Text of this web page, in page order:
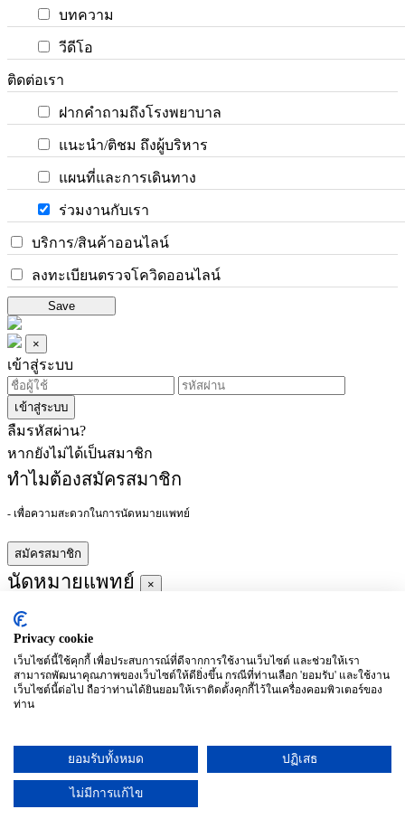
บทความ
วีดีโอ
ติดต่อเรา
ฝากคำถามถึงโรงพยาบาล
แนะนำ/ติชม ถึงผู้บริหาร
แผนที่และการเดินทาง
ร่วมงานกับเรา
บริการ/สินค้าออนไลน์
ลงทะเบียนตรวจโควิดออนไลน์
Save
×
เข้าสู่ระบบ
เข้าสู่ระบบ
ลืมรหัสผ่าน?
หากยังไม่ได้เป็นสมาชิก
ทำไมต้องสมัครสมาชิก
- เพื่อความสะดวกในการนัดหมายแพทย์
สมัครสมาชิก
นัดหมายแพทย์ ×
ผู้ชำนาญการ
ประจำ :
อาทิตย์
จันทร์
(27/09)
อังคาร
(28/09)
พุธ
พฤหัสบดี
ศุกร์
เสาร์
Privacy cookie
เว็บไซต์นี้ใช้คุกกี้ เพื่อประสบการณ์ที่ดีจากการใช้งานเว็บไซต์ และช่วยให้เรา
สามารถพัฒนาคุณภาพของเว็บไซต์ให้ดียิ่งขึ้น กรณีที่ท่านเลือก 'ยอมรับ' และใช้งาน
เว็บไซต์นี้ต่อไป ถือว่าท่านได้ยินยอมให้เราติดตั้งคุกกี้ไว้ในเครื่องคอมพิวเตอร์ของ
ท่าน
ยอมรับทั้งหมด ปฏิเสธ
ไม่มีการแก้ไข